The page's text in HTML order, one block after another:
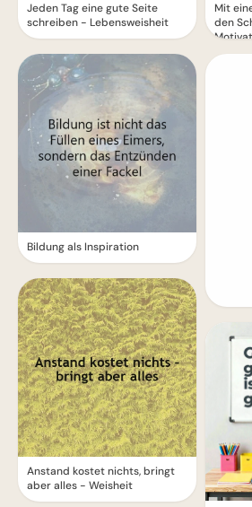
Jeden Tag eine gute Seite
schreiben - Lebensweisheit
Bildung als Inspiration
Anstand kostet nichts, bringt
aber alles - Weisheit
Mit
den